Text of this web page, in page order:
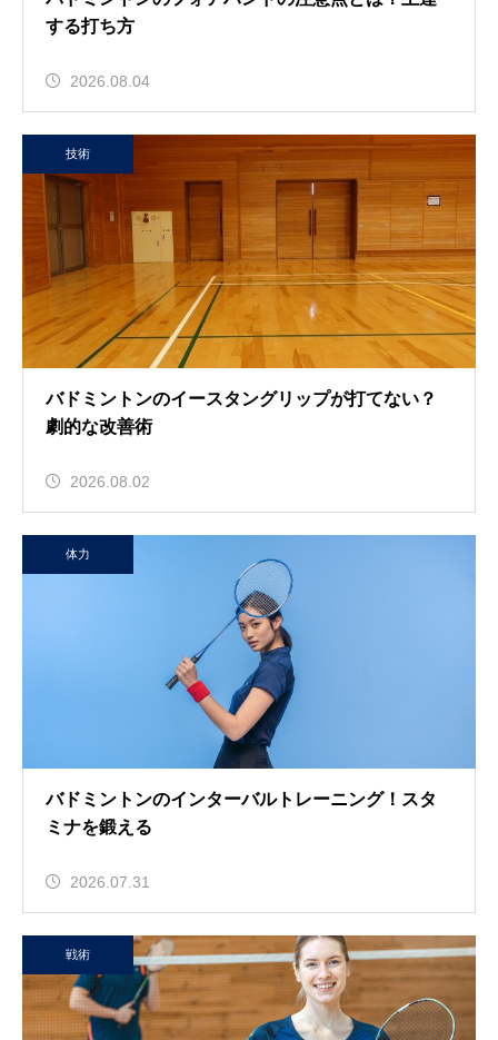
する打ち方
2026.08.04
技術
バドミントンのイースタングリップが打てない？
劇的な改善術
2026.08.02
体力
バドミントンのインターバルトレーニング！スタ
ミナを鍛える
2026.07.31
戦術